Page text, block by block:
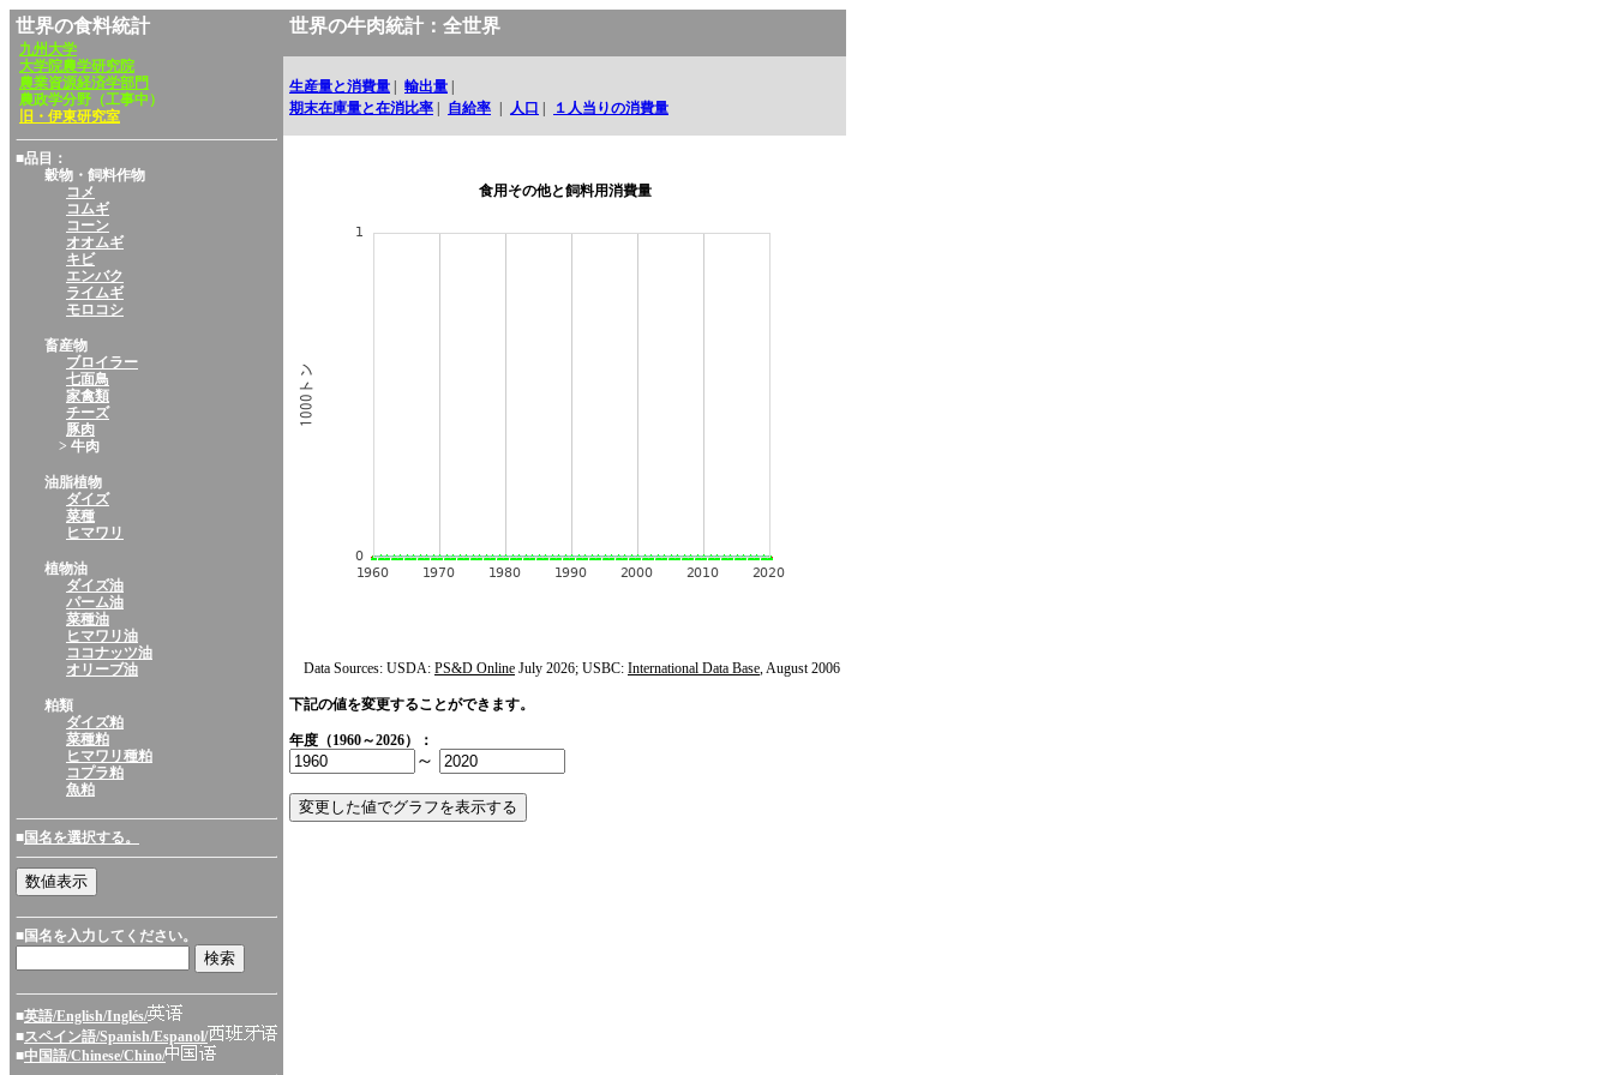
世界の食料統計
九州大学
大学院農学研究院
農業資源経済学部門
農政学分野（工事中）
旧・伊東研究室
■品目：
穀物・飼料作物
コメ
コムギ
コーン
オオムギ
キビ
エンバク
ライムギ
モロコシ
畜産物
ブロイラー
七面鳥
家禽類
チーズ
豚肉
> 牛肉
油脂植物
ダイズ
菜種
ヒマワリ
植物油
ダイズ油
パーム油
菜種油
ヒマワリ油
ココナッツ油
オリーブ油
粕類
ダイズ粕
菜種粕
ヒマワリ種粕
コプラ粕
魚粕
■国名を選択する。
■国名を入力してください。
■英語/English/Inglés/
■スペイン語/Spanish/Espanol/
■中国語/Chinese/Chino/
世界の牛肉統計：全世界
生産量と消費量 輸出量
期末在庫量と在消比率
自給率 人口 １人当りの消費量
食用その他と飼料用消費量
Data Sources: USDA: PS&D Online July 2026; USBC: International Data Base, August 2006
下記の値を変更することができます。
年度（1960～2026）：
～